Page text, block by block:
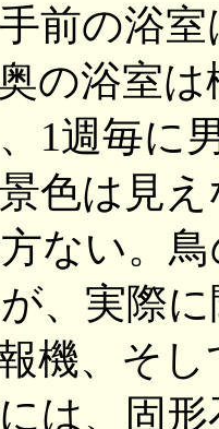
前の浴
の浴室
1週毎に
色は見
ない。
、実際
機、そ
は、固